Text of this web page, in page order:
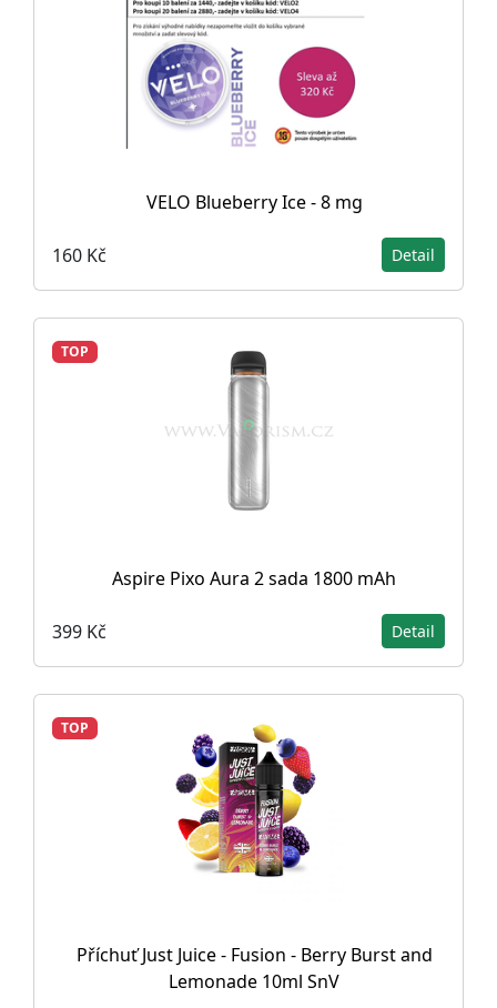
VELO Blueberry Ice - 8 mg
160 Kč Detail
TOP
Aspire Pixo Aura 2 sada 1800 mAh
399 Kč Detail
TOP
Příchuť Just Juice - Fusion - Berry Burst and
Lemonade 10ml SnV